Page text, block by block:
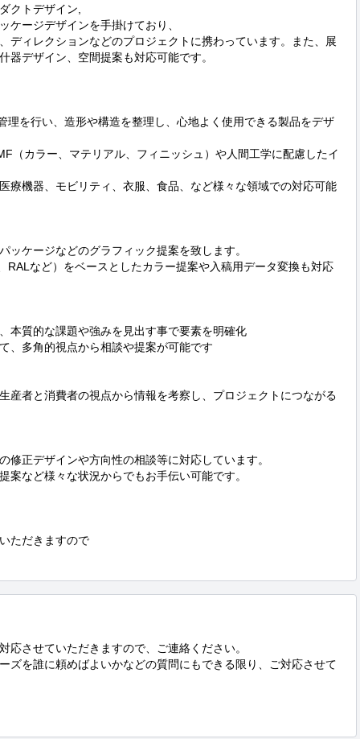
クトデザイン,
ケージデザインを手掛けており、
ディレクションなどのプロジェクトに携わっています。また、展
器デザイン、空間提案も対応可能です。
理を行い、造形や構造を整理し、心地よく使用できる製品をデザ
（カラー、マテリアル、フィニッシュ）や人間工学に配慮したイ
療機器、モビリティ、衣服、食品、など様々な領域での対応可能
ッケージなどのグラフィック提案を致します。
RALなど）をベースとしたカラー提案や入稿用データ変換も対応
本質的な課題や強みを見出す事で要素を明確化
、多角的視点から相談や提案が可能です
産者と消費者の視点から情報を考察し、プロジェクトにつながる
修正デザインや方向性の相談等に対応しています。
案など様々な状況からでもお手伝い可能です。
ただきますので
応させていただきますので、ご連絡ください。
ズを誰に頼めばよいかなどの質問にもできる限り、ご対応させて